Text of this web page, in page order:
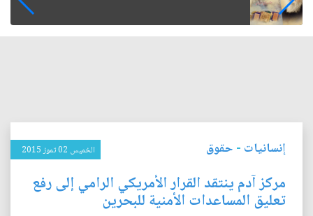
إنسانيات - حقوق الخميس 02 تموز 2015
مركز آدم ينتقد القرار الأمريكي الرامي إلى رفع
تعليق المساعدات الأمنية للبحرين